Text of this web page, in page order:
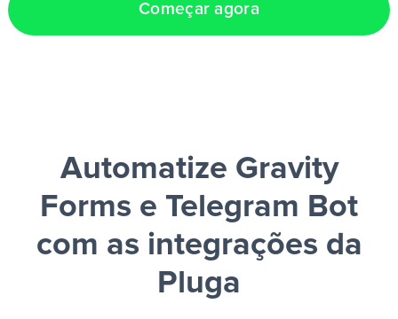
Começar agora
Automatize Gravity
Forms e Telegram Bot
com as integrações da
Pluga